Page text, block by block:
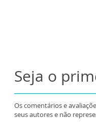
Seja o
Os comentários e
seus autores e não